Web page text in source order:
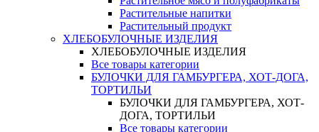
Растительные напитки
Растительный продукт
ХЛЕБОБУЛОЧНЫЕ ИЗДЕЛИЯ
ХЛЕБОБУЛОЧНЫЕ ИЗДЕЛИЯ
Все товары категории
БУЛОЧКИ ДЛЯ ГАМБУРГЕРА, ХОТ-ДОГА,
ТОРТИЛЬИ
БУЛОЧКИ ДЛЯ ГАМБУРГЕРА, ХОТ-
ДОГА, ТОРТИЛЬИ
Все товары категории